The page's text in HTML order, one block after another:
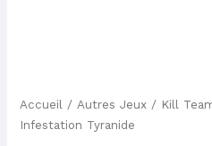
Accueil / Autres Jeux / Kill
Infestation Tyranide